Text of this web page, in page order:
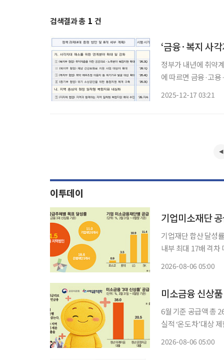
검색결과 총 1 건
정부가 내년에 취약계층
에 따르면 금융·고
2025-12-17 03:21
이투데이
기업재단 합산 달성
내부 최대 17배 격차 미소금융 신상품 공급 실적에서 기업미소금융재단이 은행재단과 지역
2026-08-06 05:00
6월 기준 공급액 총
실적 ‘온도차’대상 제한·
2026-08-06 05:00